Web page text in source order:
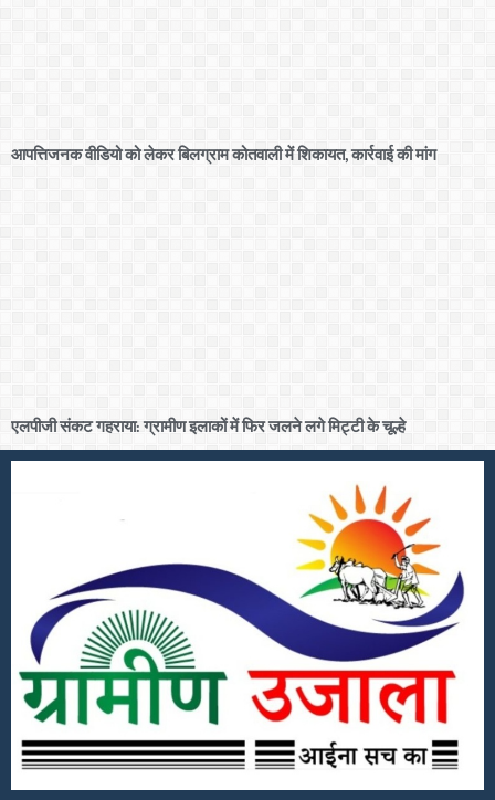
आपत्तिजनक वीडियो को लेकर बिलग्राम कोतवाली में शिकायत, कार्रवाई की मांग
एलपीजी संकट गहराया: ग्रामीण इलाकों में फिर जलने लगे मिट्टी के चूल्हे